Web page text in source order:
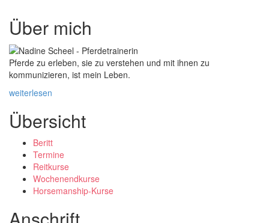
Über mich
Pferde zu erleben, sie zu verstehen und mit ihnen zu
kommunizieren, ist mein Leben.
weiterlesen
Übersicht
Beritt
Termine
Reitkurse
Wochenendkurse
Horsemanship-Kurse